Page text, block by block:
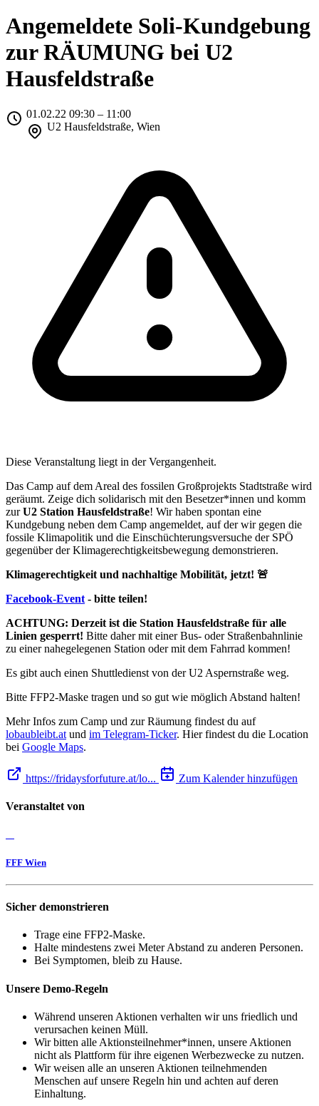
Angemeldete Soli-Kundgebung
zur RÄUMUNG bei U2
Hausfeldstraße
01.02.22 09:30 – 11:00
U2 Hausfeldstraße, Wien
Diese Veranstaltung liegt in der Vergangenheit.
Das Camp auf dem Areal des fossilen Großprojekts Stadtstraße wird
geräumt. Zeige dich solidarisch mit den Besetzer*innen und komm
zurU2 Station Hausfeldstraße! Wir haben spontan eine
Kundgebung neben dem Camp angemeldet, auf der wir gegen die
fossile Klimapolitik und die Einschüchterungsversuche der SPÖ
gegenüber der Klimagerechtigkeitsbewegung demonstrieren.
Klimagerechtigkeit und nachhaltige Mobilität, jetzt! 🚨
Facebook-Event - bitte teilen!
ACHTUNG: Derzeit ist die Station Hausfeldstraße für alle
Linien gesperrt! Bitte daher mit einer Bus- oder Straßenbahnlinie
zu einer nahegelegenen Station oder mit dem Fahrrad kommen!
Es gibt auch einen Shuttledienst von der U2 Aspernstraße weg.
Bitte FFP2-Maske tragen und so gut wie möglich Abstand halten!
Mehr Infos zum Camp und zur Räumung findest du auf
lobaubleibt.at und im Telegram-Ticker. Hier findest du die Location
bei Google Maps.
https://fridaysforfuture.at/lo... Zum Kalender hinzufügen
Veranstaltet von
FFF Wien
Sicher demonstrieren
Trage eine FFP2-Maske.
Halte mindestens zwei Meter Abstand zu anderen Personen.
Bei Symptomen, bleib zu Hause.
Unsere Demo-Regeln
Während unseren Aktionen verhalten wir uns friedlich und
verursachen keinen Müll.
Wir bitten alle Aktionsteilnehmer*innen, unsere Aktionen
nicht als Plattform für ihre eigenen Werbezwecke zu nutzen.
Wir weisen alle an unseren Aktionen teilnehmenden
Menschen auf unsere Regeln hin und achten auf deren
Einhaltung.